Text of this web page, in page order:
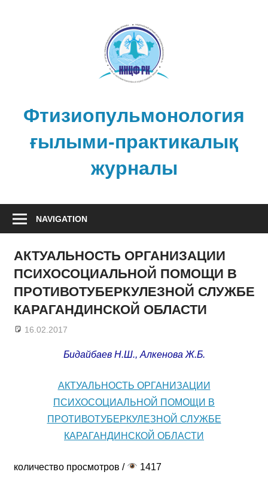
Фтизиопульмонология
ғылыми-практикалық
журналы
NAVIGATION
АКТУАЛЬНОСТЬ ОРГАНИЗАЦИИ
ПСИХОСОЦИАЛЬНОЙ ПОМОЩИ В
ПРОТИВОТУБЕРКУЛЕЗНОЙ СЛУЖБЕ
КАРАГАНДИНСКОЙ ОБЛАСТИ
16.02.2017
Бидайбаев Н.Ш., Алкенова Ж.Б.
АКТУАЛЬНОСТЬ ОРГАНИЗАЦИИ
ПСИХОСОЦИАЛЬНОЙ ПОМОЩИ В
ПРОТИВОТУБЕРКУЛЕЗНОЙ СЛУЖБЕ
КАРАГАНДИНСКОЙ ОБЛАСТИ
количество просмотров / 1417